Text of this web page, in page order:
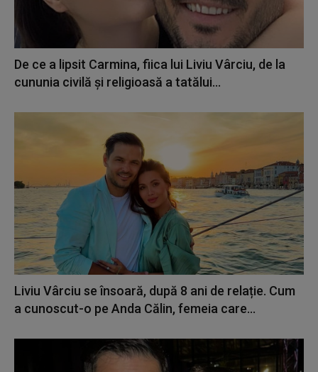
De ce a lipsit Carmina, fiica lui Liviu Vârciu, de la
cununia civilă și religioasă a tatălui...
Liviu Vârciu se însoară, după 8 ani de relație. Cum
a cunoscut-o pe Anda Călin, femeia care...